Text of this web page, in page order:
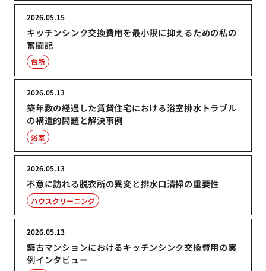
キッチンシンク交換費用を最小限に抑えるための私の
奮闘記
2026.05.15
台所
築年数の経過した賃貸住宅における浴室排水トラブル
の構造的問題と解決事例
2026.05.13
浴室
不意に訪れる脱衣所の異変と排水口清掃の重要性
2026.05.13
ハウスクリーニング
築古マンションにおけるキッチンシンク交換費用の実
例インタビュー
2026.05.13